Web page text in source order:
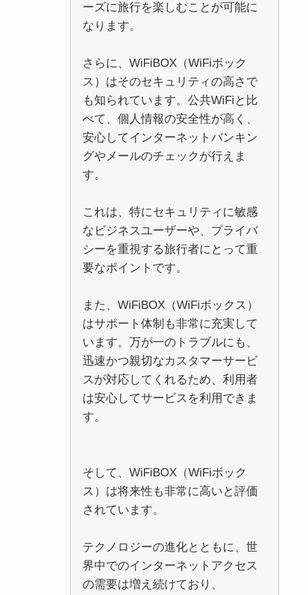
ーズに旅行を楽しむことが可能に
なります。
さらに、WiFiBOX（WiFiボック
ス）はそのセキュリティの高さで
も知られています。公共WiFiと比
べて、個人情報の安全性が高く、
安心してインターネットバンキン
グやメールのチェックが行えま
す。
これは、特にセキュリティに敏感
なビジネスユーザーや、プライバ
シーを重視する旅行者にとって重
要なポイントです。
また、WiFiBOX（WiFiボックス）
はサポート体制も非常に充実して
います。万が一のトラブルにも、
迅速かつ親切なカスタマーサービ
スが対応してくれるため、利用者
は安心してサービスを利用できま
す。
そして、WiFiBOX（WiFiボック
ス）は将来性も非常に高いと評価
されています。
テクノロジーの進化とともに、世
界中でのインターネットアクセス
の需要は増え続けており、